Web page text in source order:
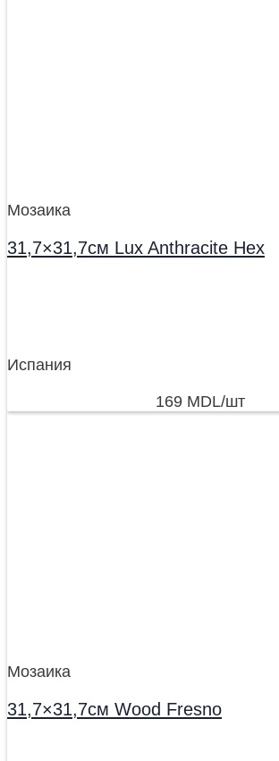
Мозаика
31,7×31,7см Lux Anthracite Hex
Испания
169 MDL/шт
Мозаика
31,7×31,7см Wood Fresno